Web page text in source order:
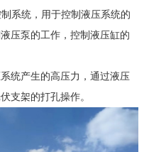
系统，用于控制液压系统的
压泵的工作，控制液压缸的
统产生的高压力，通过液压
支架的打孔操作。